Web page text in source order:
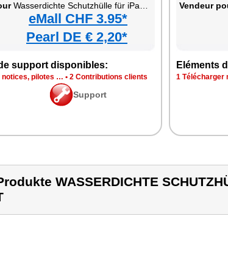
Wasserdichte Schutzhülle für iPad & Tablet
eMall CHF 3.95*
Pearl DE € 2,20*
support disponibles:
notices, pilotes … • 2 Contributions clients
Support
Vendeur
Eléments
1 Télécharger
WASSERDICHTE